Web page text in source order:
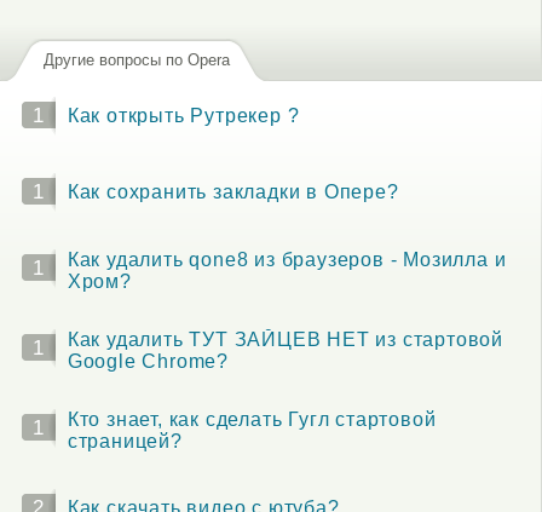
Другие вопросы по Opera
1 Как открыть Рутрекер ?
1 Как сохранить закладки в Опере?
1
Как удалить qone8 из браузеров - Мозилла и
Хром?
1
Как удалить ТУТ ЗАЙЦЕВ НЕТ из стартовой
Google Chrome?
1
Кто знает, как сделать Гугл стартовой
страницей?